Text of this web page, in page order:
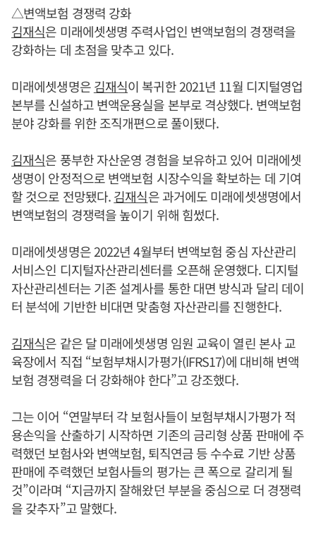
△변액보험 경쟁력 강화
김재식은 미래에셋생명 주력사업인 변액보험의 경쟁력을
강화하는 데 초점을 맞추고 있다.
미래에셋생명은김재식이 복귀한 2021년 11월 디지털영업
본부를 신설하고 변액운용실을 본부로 격상했다. 변액보험
분야 강화를 위한 조직개편으로 풀이됐다.
김재식은 풍부한 자산운영 경험을 보유하고 있어 미래에셋
생명이 안정적으로 변액보험 시장수익을 확보하는 데 기여
할 것으로 전망됐다.김재식은 과거에도 미래에셋생명에서
변액보험의 경쟁력을 높이기 위해 힘썼다.
미래에셋생명은 2022년 4월부터 변액보험 중심 자산관리
서비스인 디지털자산관리센터를 오픈해 운영했다. 디지털
자산관리센터는 기존 설계사를 통한 대면 방식과 달리 데이
터 분석에 기반한 비대면 맞춤형 자산관리를 진행한다.
김재식은 같은 달 미래에셋생명 임원 교육이 열린 본사 교
육장에서 직접 “보험부채시가평가(IFRS17)에 대비해 변액
보험 경쟁력을 더 강화해야 한다”고 강조했다.
그는 이어 “연말부터 각 보험사들이 보험부채시가평가 적
용손익을 산출하기 시작하면 기존의 금리형 상품 판매에 주
력했던 보험사와 변액보험, 퇴직연금 등 수수료 기반 상품
판매에 주력했던 보험사들의 평가는 큰 폭으로 갈리게 될
것”이라며 “지금까지 잘해왔던 부분을 중심으로 더 경쟁력
을 갖추자”고 말했다.